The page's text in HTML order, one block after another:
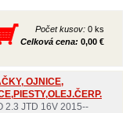
Počet kusov: 0 ks
Celková cena: 0,00 €
OJNICE,
2.3 JTD 16V 2015--